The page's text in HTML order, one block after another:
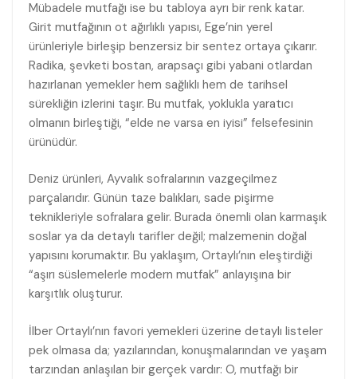
Mübadele mutfağı ise bu tabloya ayrı bir renk katar.
Girit mutfağının ot ağırlıklı yapısı, Ege’nin yerel
ürünleriyle birleşip benzersiz bir sentez ortaya çıkarır.
Radika, şevketi bostan, arapsaçı gibi yabani otlardan
hazırlanan yemekler hem sağlıklı hem de tarihsel
sürekliğin izlerini taşır. Bu mutfak, yoklukla yaratıcı
olmanın birleştiği, “elde ne varsa en iyisi” felsefesinin
ürünüdür.
Deniz ürünleri, Ayvalık sofralarının vazgeçilmez
parçalarıdır. Günün taze balıkları, sade pişirme
teknikleriyle sofralara gelir. Burada önemli olan karmaşık
soslar ya da detaylı tarifler değil; malzemenin doğal
yapısını korumaktır. Bu yaklaşım, Ortaylı’nın eleştirdiği
“aşırı süslemelerle modern mutfak” anlayışına bir
karşıtlık oluşturur.
İlber Ortaylı’nın favori yemekleri üzerine detaylı listeler
pek olmasa da; yazılarından, konuşmalarından ve yaşam
tarzından anlaşılan bir gerçek vardır: O, mutfağı bir